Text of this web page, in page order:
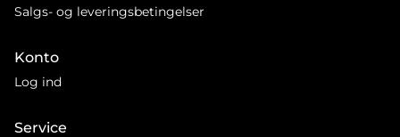
Salgs- og leveringsbetingelser
Konto
Log ind
Service